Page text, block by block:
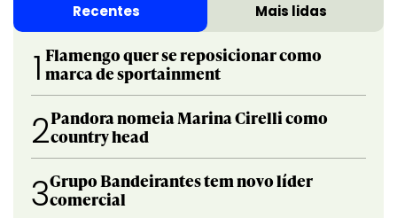
Recentes Mais lidas
1 Flamengo quer se reposicionar como
marca de sportainment
2Pandora nomeia Marina Cirelli como
country head
3Grupo Bandeirantes tem novo líder
comercial